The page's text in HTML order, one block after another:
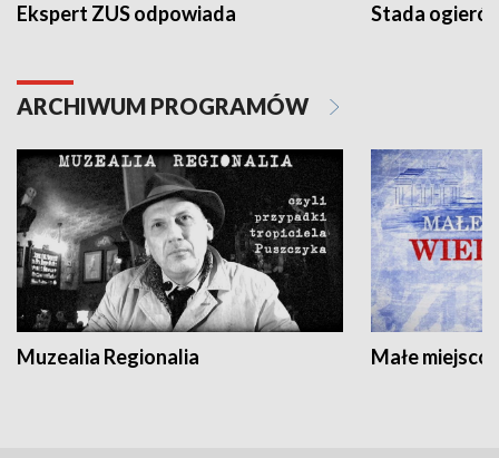
Ekspert ZUS odpowiada Stada
ARCHIWUM PROGRAMÓW
Muzealia Regionalia Małe